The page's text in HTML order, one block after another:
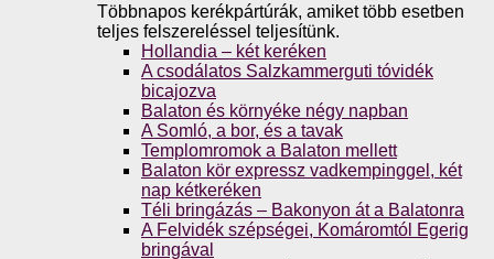
Többnapos kerékpártúrák, amiket több esetben
teljes felszereléssel teljesítünk.
Hollandia – két keréken
A csodálatos Salzkammerguti tóvidék
bicajozva
Balaton és környéke négy napban
A Somló, a bor, és a tavak
Templomromok a Balaton mellett
Balaton kör expressz vadkempinggel, két
nap kétkeréken
Téli bringázás – Bakonyon át a Balatonra
A Felvidék szépségei, Komáromtól Egerig
bringával